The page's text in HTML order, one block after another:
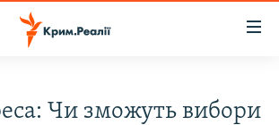
Чи зможуть вибори